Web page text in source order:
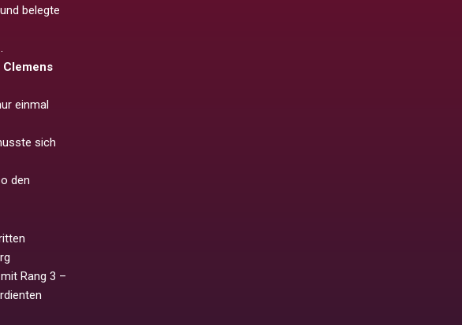
belegte
Clemens
einmal
sich
den
mit Rang 3 –